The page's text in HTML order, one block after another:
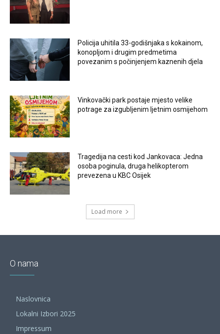
Policija uhitila 33-godišnjaka s kokainom,
konopljom i drugim predmetima
povezanim s počinjenjem kaznenih djela
Vinkovački park postaje mjesto velike
potrage za izgubljenim ljetnim osmijehom
Tragedija na cesti kod Jankovaca: Jedna
osoba poginula, druga helikopterom
prevezena u KBC Osijek
Load more
O nama
Naslovnica
Lokalni Izbori 2025
Impressum